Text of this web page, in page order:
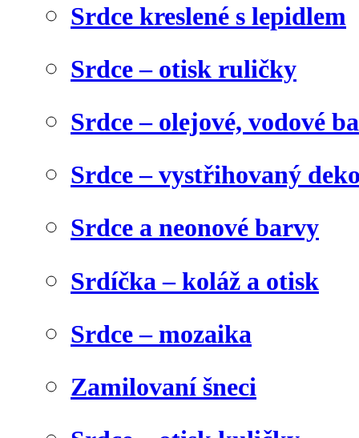
Srdce kreslené s lepidlem
Srdce – otisk ruličky
Srdce – olejové, vodové
Srdce – vystřihovaný
Srdce a neonové barvy
Srdíčka – koláž a otisk
Srdce – mozaika
Zamilovaní šneci